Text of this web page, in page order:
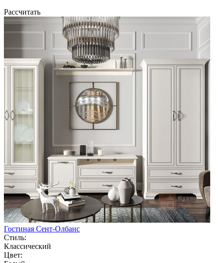
Рассчитать
Гостиная Сент-Олбанс
Стиль:
Классический
Цвет: